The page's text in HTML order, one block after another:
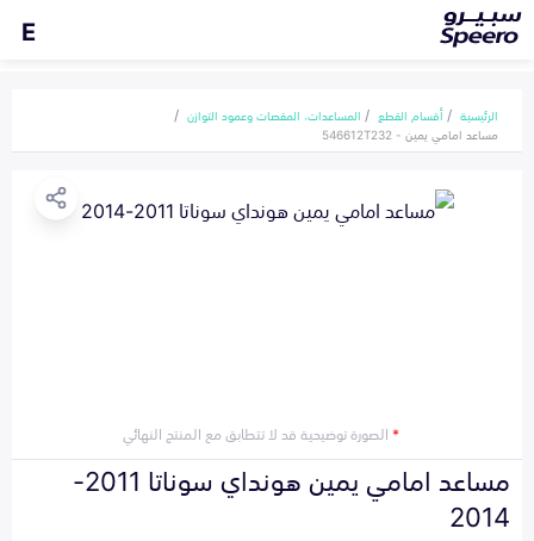
E
الرئيسية أقسام القطع
المساعدات، المقصات وعمود التوازن
مساعد امامي يمين - 546612T232
*الصورة توضيحية قد لا تتطابق مع المنتج النهائي
مساعد امامي يمين هونداي سوناتا 2011-
2014